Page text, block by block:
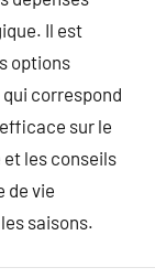
Il est
options
correspond
sur le
les conseils
de vie
saisons.